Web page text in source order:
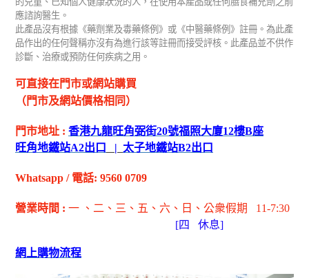
應諮詢醫生。
此產品沒有根據《藥劑業及毒藥條例》或《中醫藥條例》註冊。為此產
品作出的任何聲稱亦沒有為進行該等註冊而接受評核。此產品並不供作
診斷、治療或預防任何疾病之用。
可直接在門市或網站購買
（門市及網站價格相同）
門市地址 : 香港九龍旺角弼街20號福照大廈12樓B座
旺角地鐵站A2出 口 | 太子地鐵站B2出 口
Whatsapp / 電話: 9560 0709
營業時間 : 一 、二、三、五 、六 、日 、公衆假期
11-7:30
[四 休息]
網上購物流程